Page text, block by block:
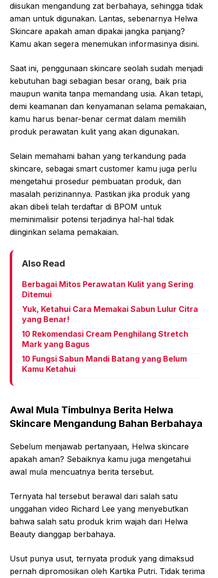
diisukan mengandung zat berbahaya, sehingga tidak
aman untuk digunakan. Lantas, sebenarnya Helwa
Skincare apakah aman dipakai jangka panjang?
Kamu akan segera menemukan informasinya disini.
Saat ini, penggunaan skincare seolah sudah menjadi
kebutuhan bagi sebagian besar orang, baik pria
maupun wanita tanpa memandang usia. Akan tetapi,
demi keamanan dan kenyamanan selama pemakaian,
kamu harus benar-benar cermat dalam memilih
produk perawatan kulit yang akan digunakan.
Selain memahami bahan yang terkandung pada
skincare, sebagai smart customer kamu juga perlu
mengetahui prosedur pembuatan produk, dan
masalah perizinannya. Pastikan jika produk yang
akan dibeli telah terdaftar di BPOM untuk
meminimalisir potensi terjadinya hal-hal tidak
diinginkan selama pemakaian.
Also Read
Berbagai Mitos Perawatan Kulit yang Sering
Ditemui
Yuk, Ketahui Cara Memakai Sabun Lulur Citra
yang Benar!
10 Rekomendasi Cream Penghilang Stretch
Mark yang Bagus
10 Fungsi Sabun Mandi Batang yang Belum
Kamu Ketahui
Awal Mula Timbulnya Berita Helwa
Skincare Mengandung Bahan Berbahaya
Sebelum menjawab pertanyaan, Helwa skincare
apakah aman? Sebaiknya kamu juga mengetahui
awal mula mencuatnya berita tersebut.
Ternyata hal tersebut berawal dari salah satu
unggahan video Richard Lee yang menyebutkan
bahwa salah satu produk krim wajah dari Helwa
Beauty dianggap berbahaya.
Usut punya usut, ternyata produk yang dimaksud
pernah dipromosikan oleh Kartika Putri. Tidak terima